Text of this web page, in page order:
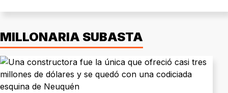
MILLONARIA SUBASTA